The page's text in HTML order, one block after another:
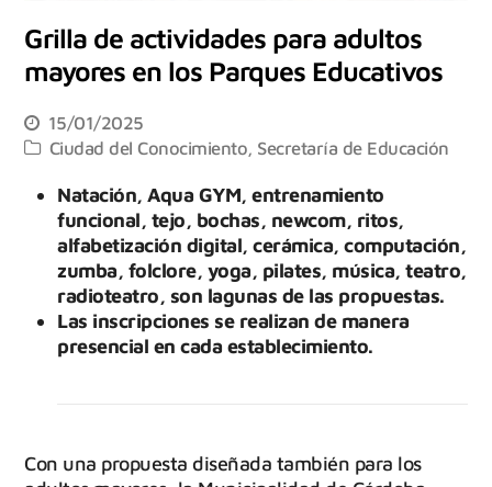
Grilla de actividades para adultos
mayores en los Parques Educativos
15/01/2025
Ciudad del Conocimiento Secretaría de Educación
Natación, Aqua GYM, entrenamiento
funcional, tejo, bochas, newcom, ritos,
alfabetización digital, cerámica, computación,
zumba, folclore, yoga, pilates, música, teatro,
radioteatro, son lagunas de las propuestas.
Las inscripciones se realizan de manera
presencial en cada establecimiento.
Con una propuesta diseñada también para los